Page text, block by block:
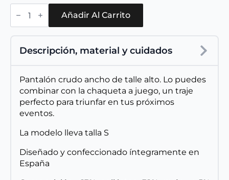
109,00 €.
87,20 €.
Pantalón
Julie
Añadir Al Carrito
Descripción, material y cuidados
Pantalón crudo ancho de talle alto. Lo puedes
combinar con la chaqueta a juego, un traje
perfecto para triunfar en tus próximos
eventos.
La modelo lleva talla S
Diseñado y confeccionado íntegramente en
España